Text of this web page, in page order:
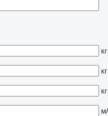
кг
кг
кг
м/